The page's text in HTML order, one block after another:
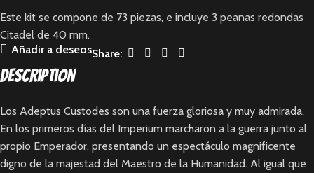
Este kit se compone de 73 piezas, e incluye 3 peanas redondas
Citadel de 40 mm.
Añadir a deseosShare:
Description
Los Adeptus Custodes son una fuerza gloriosa y muy admirada.
En los primeros días del Imperium marcharon a la guerra junto al
propio Emperador, presentando un espectáculo magnificente
digno de la majestad del Maestro de la Humanidad. Al igual que